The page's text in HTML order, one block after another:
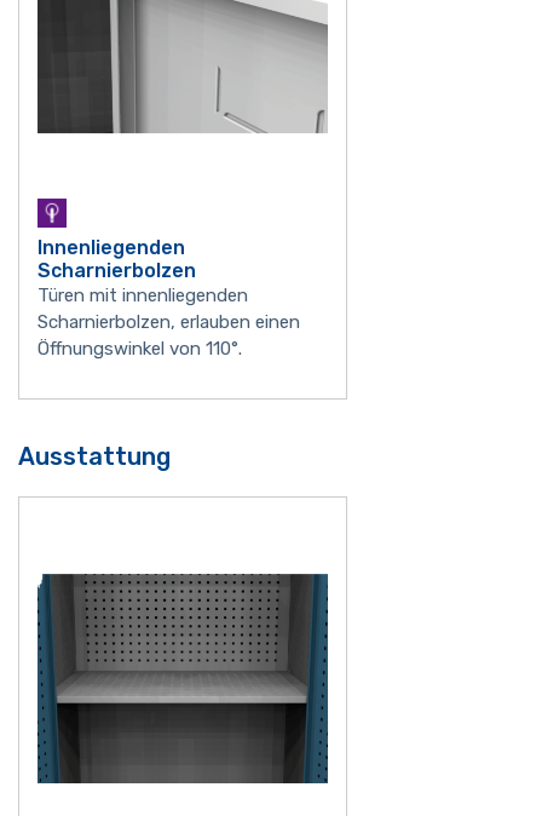
Innenliegenden
Scharnierbolzen
Türen mit innenliegenden
Scharnierbolzen, erlauben einen
Öffnungswinkel von 110°.
Ausstattung